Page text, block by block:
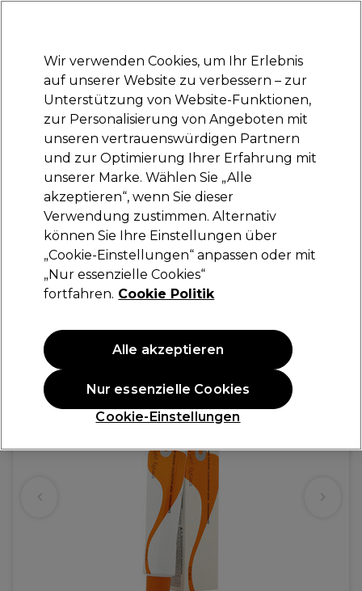
Anmelden
Marken Deals Haare Elektrogeräte Saloneinrichtung
Lieferung und Lieferzeiten
– mehr erfahren
XP100 Light Radiance Demi-Permanent
Haarfarbe 100ml 9.0
10,45 €
ANGEBOT
Wir verwenden Cookies, um Ihr Erlebnis
auf unserer Website zu verbessern – zur
Unterstützung von Website-Funktionen,
zur Personalisierung von Angeboten mit
unseren vertrauenswürdigen Partnern
und zur Optimierung Ihrer Erfahrung mit
unserer Marke. Wählen Sie „Alle
akzeptieren“, wenn Sie dieser
Verwendung zustimmen. Alternativ
können Sie Ihre Einstellungen über
„Cookie-Einstellungen“ anpassen oder mit
„Nur essenzielle Cookies“
fortfahren. Cookie Politik
Cookie-Einstellungen
Nur essenzielle Cookies
Alle akzeptieren